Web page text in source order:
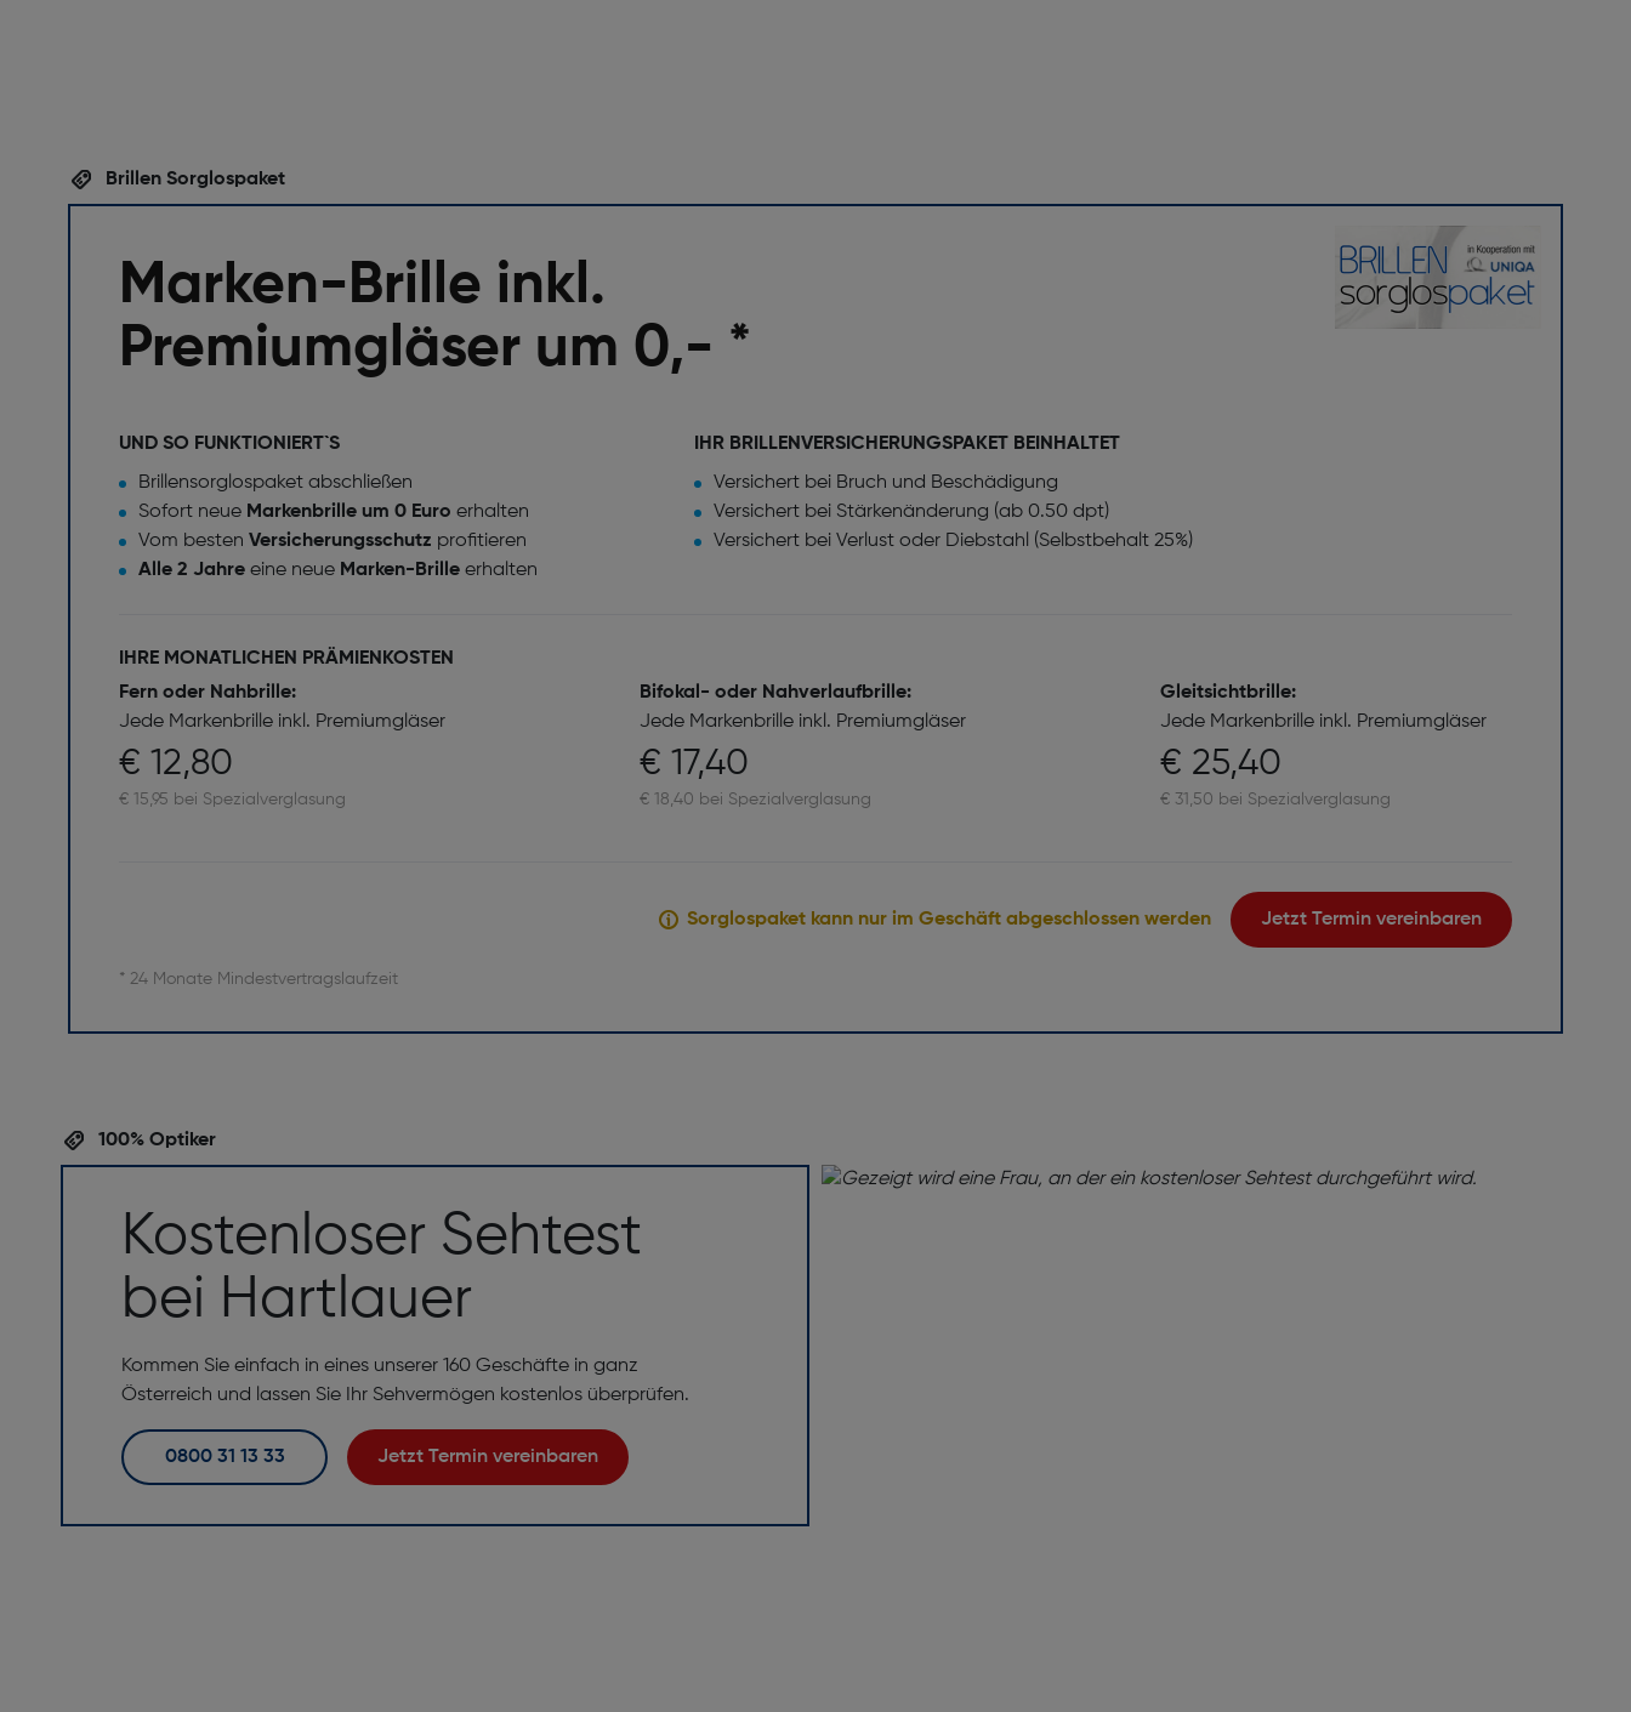
Brillen Sorglospaket
Marken-Brille inkl.
Premiumgläser um 0,- *
UND SO FUNKTIONIERT`S
Brillensorglospaket abschließen
Sofort neue Markenbrille um 0 Euro erhalten
Vom besten Versicherungsschutz profitieren
Alle 2 Jahre eine neue Marken-Brille erhalten
IHR BRILLENVERSICHERUNGSPAKET BEINHALTET
Versichert bei Bruch und Beschädigung
Versichert bei Stärkenänderung (ab 0.50 dpt)
Versichert bei Verlust oder Diebstahl (Selbstbehalt 25%)
IHRE MONATLICHEN PRÄMIENKOSTEN
Fern oder Nahbrille:
Jede Markenbrille inkl. Premiumgläser
€ 12,80
€ 15,95 bei Spezialverglasung
Bifokal- oder Nahverlaufbrille:
Jede Markenbrille inkl. Premiumgläser
€ 17,40
€ 18,40 bei Spezialverglasung
Gleitsichtbrille:
Jede Markenbrille inkl. Premiumgläser
€ 25,40
€ 31,50 bei Spezialverglasung
Sorglospaket kann nur im Geschäft abgeschlossen werden Jetzt Termin vereinbaren
* 24 Monate Mindestvertragslaufzeit
100% Optiker
Kostenloser Sehtest
bei Hartlauer
Kommen Sie einfach in eines unserer 160 Geschäfte in ganz
Österreich und lassen Sie Ihr Sehvermögen kostenlos überprüfen.
0800 31 13 33 Jetzt Termin vereinbaren